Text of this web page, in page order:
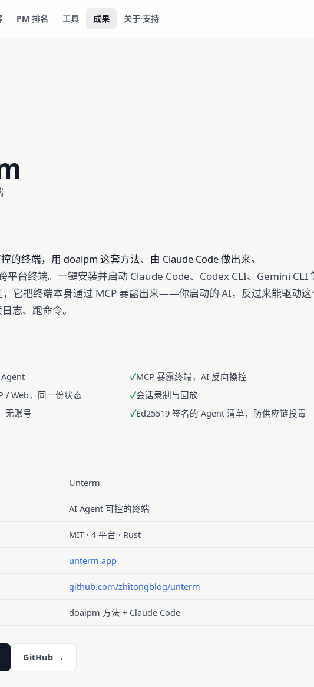
PM 排名 工具 成果 关于·支持
的终端，用 doaipm 这套方法、由 Claude Code 做出来。
平台终端。一键安装并启动 Claude Code、Codex CLI、Gemini CLI
它把终端本身通过 MCP 暴露出来——你启动的 AI，反过来能驱动这
志、跑命令。
MCP 暴露终端，AI 反向操控
/ Web，同一份状态
会话录制与回放
无账号
Ed25519 签名的 Agent 清单，防供应链投毒
Unterm
AI Agent 可控的终端
MIT · 4 平台 · Rust
unterm.app
github.com/zhitongblog/unterm
doaipm 方法 + Claude Code
GitHub →